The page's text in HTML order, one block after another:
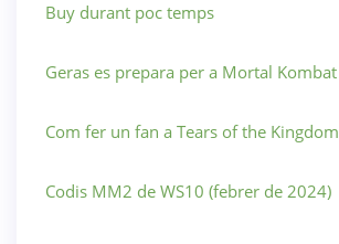
Buy durant poc temps
Geras es prepara per a Mortal Kombat
Com fer un fan a Tears of the Kingdom
Codis MM2 de WS10 (febrer de 2024)